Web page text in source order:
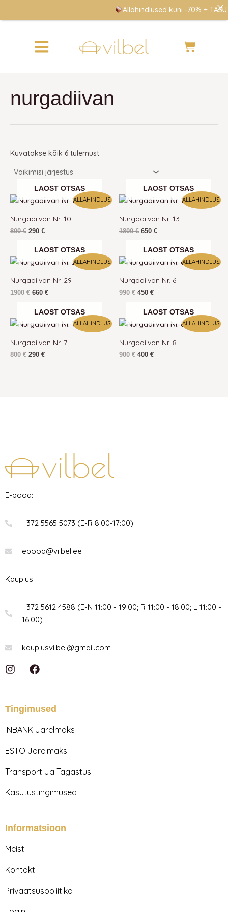
to
Cart
nurgadiivan
Kuvatakse kõik 6 tulemust
ALLAHINDLUS!
LAOST OTSAS
Nurgadiivan Nr. 10
800€
Algne
hind
800 €.
290 €
Praegune
290 €.
ALLAHINDLUS!
LAOST OTSAS
Nurgadiivan Nr. 13
1800€
Algne
hind
1800 €.
650 €
Praegune
650 €.
ALLAHINDLUS!
LAOST OTSAS
Nurgadiivan Nr. 29
1900€
Algne
hind
1900 €.
660 €
Praegune
660 €.
ALLAHINDLUS!
LAOST OTSAS
Nurgadiivan Nr. 6
990€
Algne
hind
990 €.
450 €
Praegune
450 €.
ALLAHINDLUS!
LAOST OTSAS
Nurgadiivan Nr. 7
800€
Algne
hind
800 €.
290 €
Praegune
290 €.
ALLAHINDLUS!
LAOST OTSAS
Nurgadiivan Nr. 8
900€
Algne
hind
900 €.
400 €
Praegune
400 €.
E-pood:
+372 5565 5073 (E-R 8:00-17:00)
epood@vilbel.ee
Kauplus:
+372 5612 4588 (E-N 11:00 - 19:00; R 11:00 - 18:00; L 11:00 -
16:00)
kauplusvilbel@gmail.com
I
a
r
m
F
b
o
Tingimused
INBANK Järelmaks
ESTO Järelmaks
Transport Ja Tagastus
Kasutustingimused
Informatsioon
Meist
Kontakt
Privaatsuspoliitika
Allahindlused kuni -70% +